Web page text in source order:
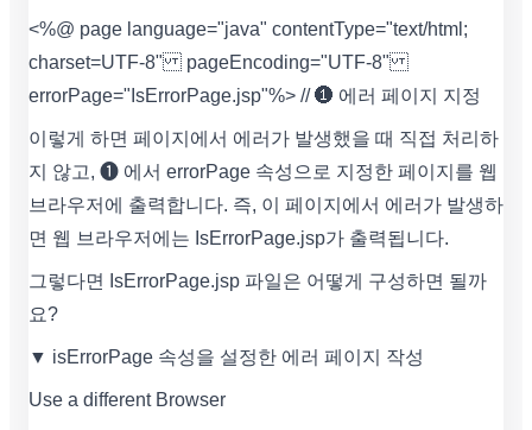
<%@ page language="java" contentType="text/html;
charset=UTF-8" pageEncoding="UTF-8"
errorPage="IsErrorPage.jsp"%> // ❶ 에러 페이지 지정
이렇게 하면 페이지에서 에러가 발생했을 때 직접 처리하
지 않고, ❶ 에서 errorPage 속성으로 지정한 페이지를 웹
브라우저에 출력합니다. 즉, 이 페이지에서 에러가 발생하
면 웹 브라우저에는 IsErrorPage.jsp가 출력됩니다.
그렇다면 IsErrorPage.jsp 파일은 어떻게 구성하면 될까
요?
▼ isErrorPage 속성을 설정한 에러 페이지 작성
Use a different Browser